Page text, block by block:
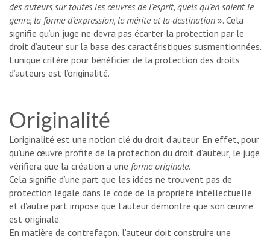
des auteurs sur toutes les œuvres de l’esprit, quels qu’en soient le
genre, la forme d’expression, le mérite et la destination ». Cela
signifie qu’un juge ne devra pas écarter la protection par le
droit d’auteur sur la base des caractéristiques susmentionnées.
L’unique critère pour bénéficier de la protection des droits
d’auteurs est l’originalité.
Originalité
L’originalité est une notion clé du droit d’auteur. En effet, pour
qu’une œuvre profite de la protection du droit d’auteur, le juge
vérifiera que la création a une forme originale.
Cela signifie d’une part que les idées ne trouvent pas de
protection légale dans le code de la propriété intellectuelle
et d’autre part impose que l’auteur démontre que son œuvre
est originale.
En matière de contrefaçon, l’auteur doit construire une